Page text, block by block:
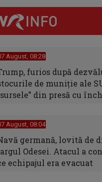
August, 08:28
furios după
de muniție ale
din presă cu
August, 08:04
germană, lovită de
Odesei. Atacul a
echipajul era evacuat